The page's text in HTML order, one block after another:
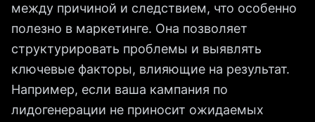
между причиной и следствием, что особенно
полезно в маркетинге. Она позволяет
структурировать проблемы и выявлять
ключевые факторы, влияющие на результат.
Например, если ваша кампания по
лидогенерации не приносит ожидаемых